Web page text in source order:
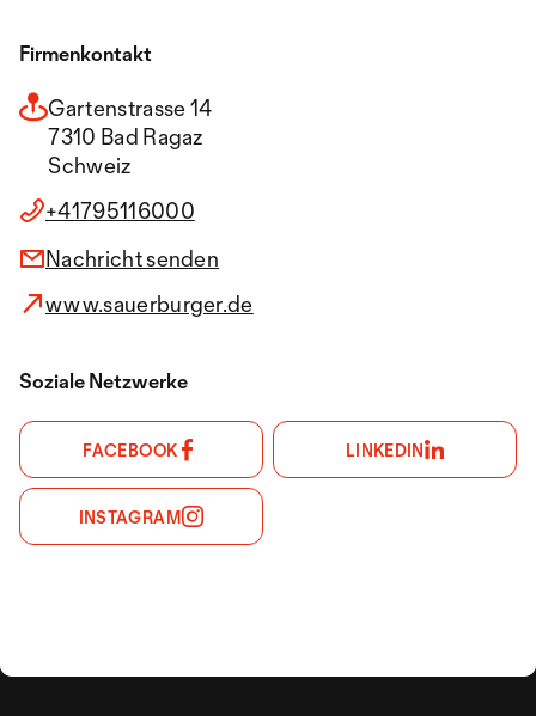
Firmenkontakt
Gartenstrasse 14
7310 Bad Ragaz
Schweiz
+41795116000
Nachricht senden
www.sauerburger.de
Soziale Netzwerke
FACEBOOK LINKEDIN
INSTAGRAM